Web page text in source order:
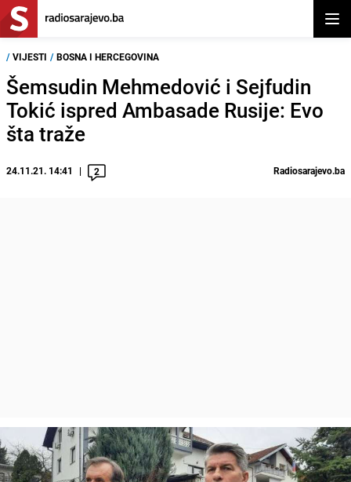
/ VIJESTI / BOSNA I HERCEGOVINA
Šemsudin Mehmedović i Sejfudin
Tokić ispred Ambasade Rusije: Evo
šta traže
24.11.21. 14:41 2 Radiosarajevo.ba